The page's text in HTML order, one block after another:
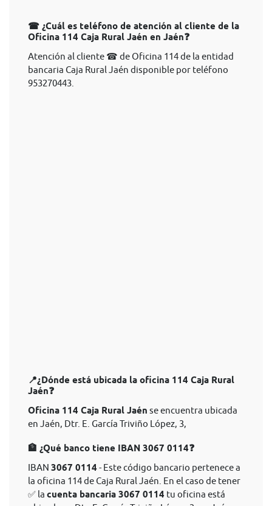
☎ ¿Cuál es teléfono de atención al cliente de la
Oficina 114 Caja Rural Jaén en Jaén❓
Atención al cliente ☎ de Oficina 114 de la entidad
bancaria Caja Rural Jaén disponible por teléfono
953270443.
📍¿Dónde está ubicada la oficina 114 Caja Rural
Jaén❓
Oficina 114 Caja Rural Jaén se encuentra ubicada
en Jaén, Dtr. E. García Triviño López, 3,
🏦 ¿Qué banco tiene IBAN 3067 0114❓
IBAN 3067 0114 - Este código bancario pertenece a
la oficina 114 de Caja Rural Jaén. En el caso de tener
✅ la cuenta bancaria 3067 0114 tu oficina está